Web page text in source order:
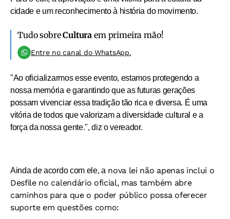
cidade e um reconhecimento à história do movimento.
Tudo sobreCultura em primeira mão!
Entre no canal do WhatsApp.
"Ao oficializarmos esse evento, estamos protegendo a
nossa memória e garantindo que as futuras gerações
possam vivenciar essa tradição tão rica e diversa. É uma
vitória de todos que valorizam a diversidade cultural e a
força da nossa gente.", diz o vereador.
Ainda de acordo com ele, anova lei não apenas inclui o
Desfile no calendário oficial, mas também abre
caminhos para que o poder público possa oferecer
suporte em questões como: